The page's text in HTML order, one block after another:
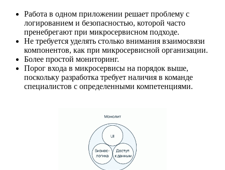
Работа в одном приложении решает проблему с
логированием и безопасностью, которой часто
пренебрегают при микросервисном подходе.
Не требуется уделять столько внимания взаимосвязи
компонентов, как при микросервисной организации.
Более простой мониторинг.
Порог входа в микросервисы на порядок выше,
поскольку разработка требует наличия в команде
специалистов с определенными компетенциями.